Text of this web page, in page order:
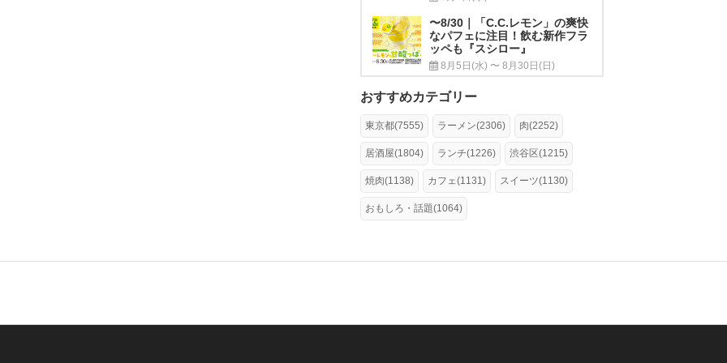
〜8/30｜「C.C.レモン」の爽快
なパフェに注目！飲む新作フラ
ッペも『スシロー』
8月5日(水) 〜 8月30日(日)
おすすめカテゴリー
東京都(7555) ラーメン(2306) 肉(2252)
居酒屋(1804) ランチ(1226) 渋谷区(1215)
焼肉(1138) カフェ(1131) スイーツ(1130)
おもしろ・話題(1064)